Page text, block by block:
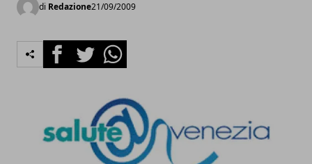
di Redazione21/09/2009
FacebookTwitterWhatsapp